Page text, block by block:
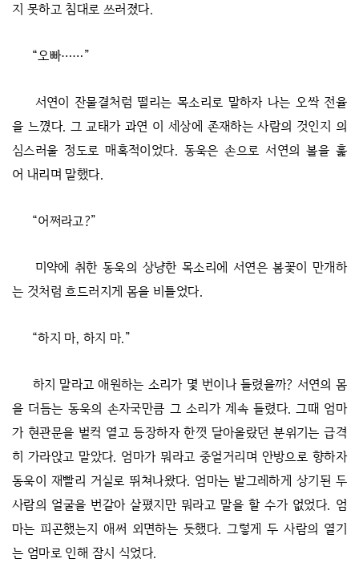
지 못하고 침대로 쓰러졌다.
“오빠……”
서연이 잔물결처럼 떨리는 목소리로 말하자 나는 오싹 전율
을 느꼈다. 그 교태가 과연 이 세상에 존재하는 사람의 것인지 의
심스러울 정도로 매혹적이었다. 동욱은 손으로 서연의 볼을 훑
어 내리며 말했다.
“어쩌라고?”
미약에 취한 동욱의 상냥한 목소리에 서연은 봄꽃이 만개하
는 것처럼 흐드러지게 몸을 비틀었다.
“하지 마, 하지 마.”
하지 말라고 애원하는 소리가 몇 번이나 들렸을까? 서연의 몸
을 더듬는 동욱의 손자국만큼 그 소리가 계속 들렸다. 그때 엄마
가 현관문을 벌컥 열고 등장하자 한껏 달아올랐던 분위기는 급격
히 가라앉고 말았다. 엄마가 뭐라고 중얼거리며 안방으로 향하자
동욱이 재빨리 거실로 뛰쳐나왔다. 엄마는 발그레하게 상기된 두
사람의 얼굴을 번갈아 살폈지만 뭐라고 말을 할 수가 없었다. 엄
마는 피곤했는지 애써 외면하는 듯했다. 그렇게 두 사람의 열기
는 엄마로 인해 잠시 식었다.